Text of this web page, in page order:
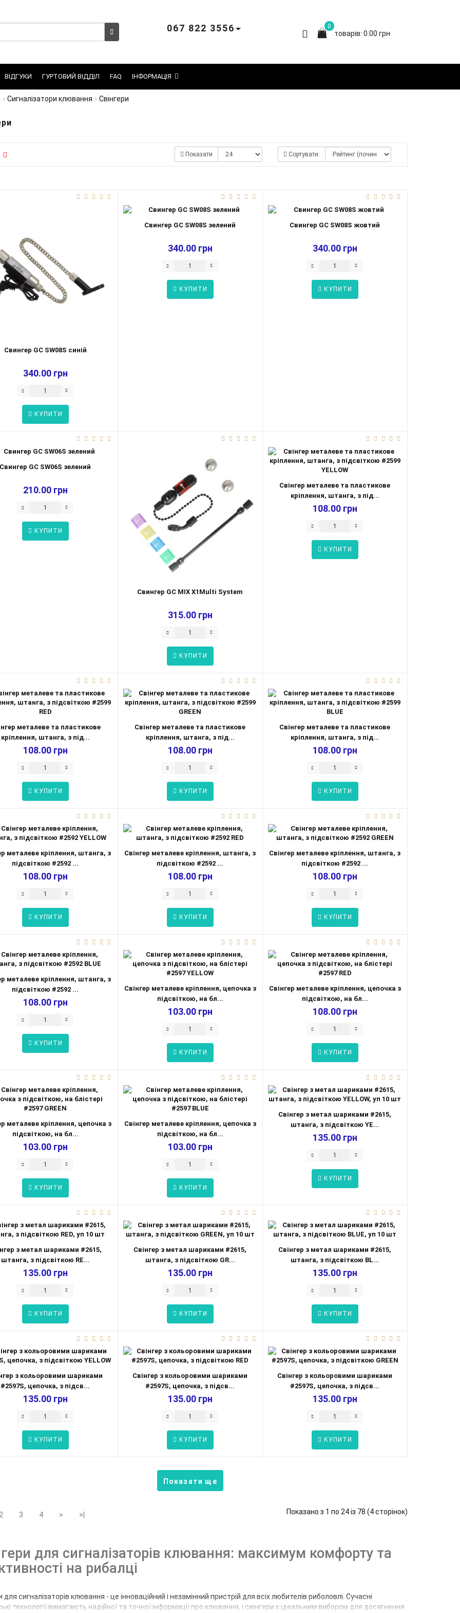
0
товарів: 0.00 грн
067 822 3556
ВІДГУКИ ГУРТОВИЙ ВІДДІЛ FAQ ІНФОРМАЦІЯ
Сигналізатори клювання Свінгери
Сортувати:
Показати
Свингер GC SW08S синій
340.00 грн
КУПИТИ
Свингер GC SW08S зелений
340.00 грн
КУПИТИ
Свингер GC SW08S жовтий
340.00 грн
КУПИТИ
Свингер GC SW06S зелений
210.00 грн
КУПИТИ
Свингер GC MIX X1Multi System
315.00 грн
КУПИТИ
Свінгер металеве та пластикове
кріплення, штанга, з під...
108.00 грн
КУПИТИ
металеве та пластикове
кріплення, штанга, з під...
108.00 грн
КУПИТИ
Свінгер металеве та пластикове
кріплення, штанга, з під...
108.00 грн
КУПИТИ
Свінгер металеве та пластикове
кріплення, штанга, з під...
108.00 грн
КУПИТИ
металеве кріплення, штанга, з
підсвіткою #2592 ...
108.00 грн
КУПИТИ
Свінгер металеве кріплення, штанга, з
підсвіткою #2592 ...
108.00 грн
КУПИТИ
Свінгер металеве кріплення, штанга, з
підсвіткою #2592 ...
108.00 грн
КУПИТИ
металеве кріплення, штанга, з
підсвіткою #2592 ...
108.00 грн
КУПИТИ
Свінгер металеве кріплення, цепочка з
підсвіткою, на бл...
103.00 грн
КУПИТИ
Свінгер металеве кріплення, цепочка з
підсвіткою, на бл...
108.00 грн
КУПИТИ
металеве кріплення, цепочка з
підсвіткою, на бл...
103.00 грн
КУПИТИ
Свінгер металеве кріплення, цепочка з
підсвіткою, на бл...
103.00 грн
КУПИТИ
Свінгер з метал шариками #2615,
штанга, з підсвіткою YE...
135.00 грн
КУПИТИ
з метал шариками #2615,
штанга, з підсвіткою RE...
135.00 грн
КУПИТИ
Свінгер з метал шариками #2615,
штанга, з підсвіткою GR...
135.00 грн
КУПИТИ
Свінгер з метал шариками #2615,
штанга, з підсвіткою BL...
135.00 грн
КУПИТИ
з кольоровими шариками
#2597S, цепочка, з підсв...
135.00 грн
КУПИТИ
Свінгер з кольоровими шариками
#2597S, цепочка, з підсв...
135.00 грн
КУПИТИ
Свінгер з кольоровими шариками
#2597S, цепочка, з підсв...
135.00 грн
КУПИТИ
Показати ще
3 4 > >| Показано з 1 по 24 із 78 (4 сторінок)
для сигналізаторів клювання: максимум комфорту та
на рибалці
для сигналізаторів клювання - це інноваційний і незамінний пристрій для всіх любителів риболовлі. Сучасні
технології вимагають надійної та точної інформації про клювання, і свінгери є ідеальним вибором для досягнення